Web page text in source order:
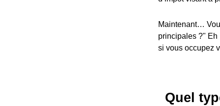
Maintenant…
principales ?" Eh
si vous occupez
Quel